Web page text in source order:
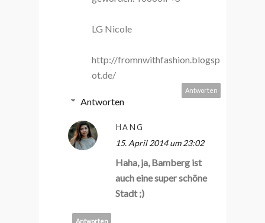
LG Nicole
http://fromnwithfashion.blogsp
ot.de/
Antworten
Antworten
HANG
15. April 2014 um 23:02
Haha, ja, Bamberg ist
auch eine super schöne
Stadt ;)
Antworten